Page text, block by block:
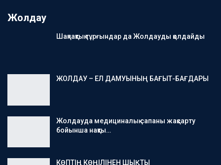
Жолдау
Шақпақтық тұрғындар да Жолдауды қолдайды
ЖОЛДАУ – ЕЛ ДАМУЫНЫҢ БАҒЫТ-БАҒДАРЫ
Жолдауда медициналық сапаны жақсарту
бойынша нақты…
КӨПТІҢ КӨҢІЛІНЕН ШЫҚТЫ